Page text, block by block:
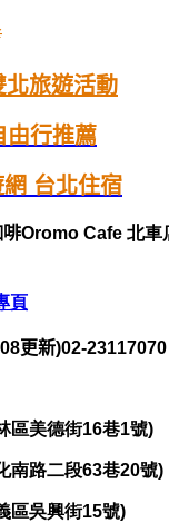
旅遊活動
行推薦
台北住宿
啡Oromo Cafe 北車
頁
更新)02-
區美德街16巷1號)
南路二段63巷20號)
區吳興街15號)